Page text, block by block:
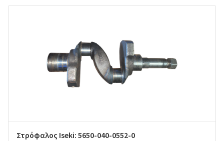
Στρόφαλος Iseki: 5650-040-0552-0